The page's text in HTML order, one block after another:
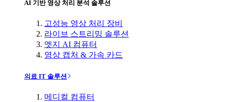
AI 기반 영상 처리 분석 솔루션
고성능 영상 처리 장비
라이브 스트리밍 솔루션
엣지 AI 컴퓨터
영상 캡처 & 가속 카드
의료 IT 솔루션
메디컬 컴퓨터